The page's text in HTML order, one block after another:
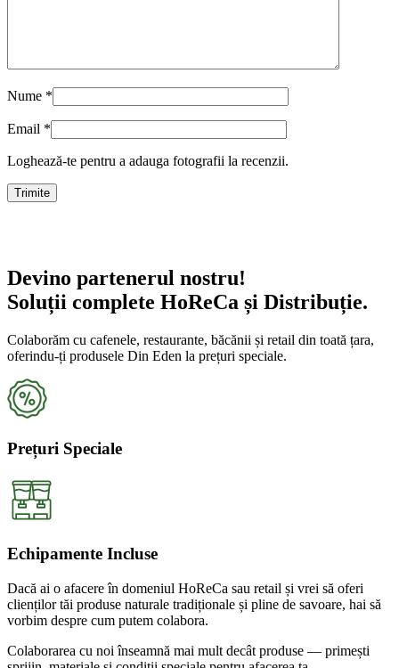
Nume *
Email *
Loghează-te pentru a adauga fotografii la recenzii.
Devino partenerul nostru!
Soluții complete HoReCa și Distribuție.
Colaborăm cu cafenele, restaurante, băcănii și retail din toată țara,
oferindu-ți produsele Din Eden la prețuri speciale.
Prețuri Speciale
Echipamente Incluse
Dacă ai o afacere în domeniul HoReCa sau retail și vrei să oferi
clienților tăi produse naturale tradiționale și pline de savoare, hai să
vorbim despre cum putem colabora.
Colaborarea cu noi înseamnă mai mult decât produse — primești